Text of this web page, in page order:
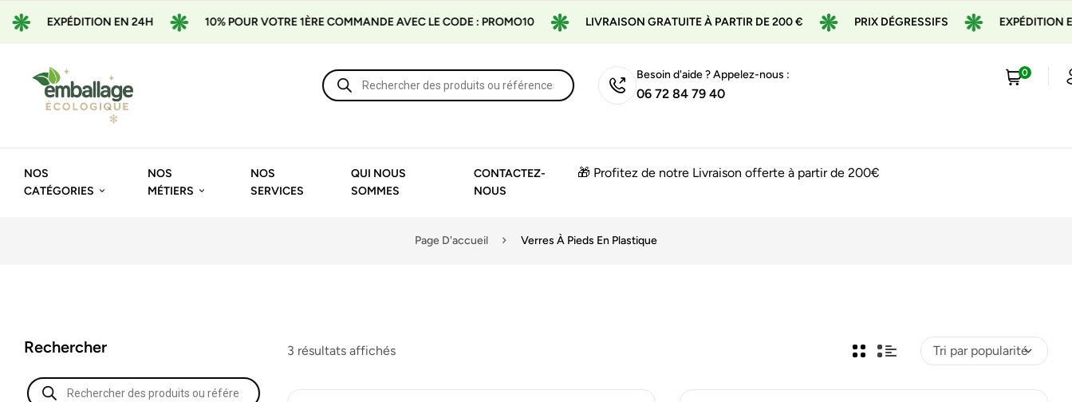
EXPÉDITION EN 24H 10% POUR VOTRE 1ÈRE COMMANDE AVEC LE CODE : PROMO10 LIVRAISON GRATUITE À PARTIR DE 200 € PRIX DÉGRESSIFS EXPÉDITION EN
Besoin d'aide ? Appelez-nous :
06 72 84 79 40
0
NOS
CATÉGORIES
NOS
MÉTIERS
NOS
SERVICES
QUI NOUS
SOMMES
CONTACTEZ-
NOUS
🎁 Profitez de notre Livraison offerte à partir de 200€
Page D'accueil Verres À Pieds En Plastique
3 résultats affichés
Rechercher